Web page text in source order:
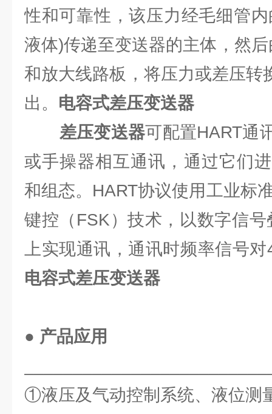
性和可靠性，该压力经毛细管
液体)传递至变送器的主体，然
和放大线路板，将压力或差压转
出。 电容式差压变送器
差压变送器可配置HART通
或手操器相互通讯，通过它们
和组态。HART协议使用工业标
键控（FSK）技术，以数字信
上实现通讯，通讯时频率信号
电容式差压变送器
● 产品应用
①液压及气动控制系统、液位测